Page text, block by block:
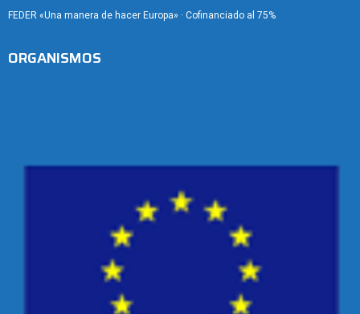
FEDER «Una manera de hacer Europa» · Cofinanciado al 75%
ORGANISMOS